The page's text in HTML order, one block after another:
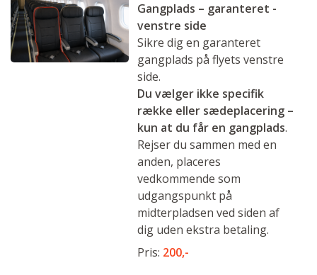
Gangplads – garanteret -
venstre side
Sikre dig en garanteret
gangplads på flyets venstre
side.
Du vælger ikke specifik
række eller sædeplacering –
kun at du får en gangplads.
Rejser du sammen med en
anden, placeres
vedkommende som
udgangspunkt på
midterpladsen ved siden af
dig uden ekstra betaling.
Pris: 200,-